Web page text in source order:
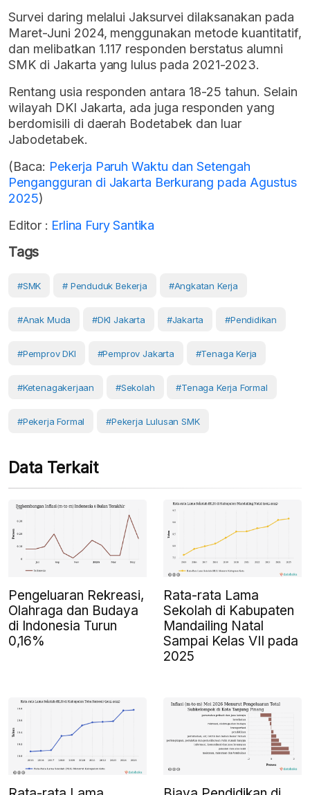
Survei daring melalui Jaksurvei dilaksanakan pada
Maret-Juni 2024, menggunakan metode kuantitatif,
dan melibatkan 1.117 responden berstatus alumni
SMK di Jakarta yang lulus pada 2021-2023.
Rentang usia responden antara 18-25 tahun. Selain
wilayah DKI Jakarta, ada juga responden yang
berdomisili di daerah Bodetabek dan luar
Jabodetabek.
(Baca: Pekerja Paruh Waktu dan Setengah
Pengangguran di Jakarta Berkurang pada Agustus
2025)
Editor : Erlina Fury Santika
Tags
#SMK # Penduduk Bekerja #Angkatan Kerja
#anak Muda #DKI Jakarta #Jakarta #Pendidikan
#Pemprov DKI #Pemprov Jakarta #Tenaga Kerja
#Ketenagakerjaan #Sekolah #tenaga Kerja Formal
#pekerja Formal #Pekerja Lulusan SMK
Data Terkait
Pengeluaran Rekreasi,
Olahraga dan Budaya
di Indonesia Turun
0,16%
Rata-rata Lama
Sekolah di Kabupaten
Mandailing Natal
Sampai Kelas VII pada
2025